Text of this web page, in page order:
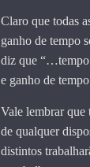
Claro que todas
ganho de tempo
diz que “…tempo
e ganho de
Vale lembrar que
de qualquer
distintos